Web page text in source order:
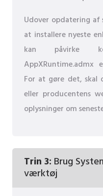
Udover opdatering af
at installere nyeste
kan påvirke
AppXRuntime.admx
For at gøre det,
eller producentens
oplysninger om
Trin 3: Brug
værktøj